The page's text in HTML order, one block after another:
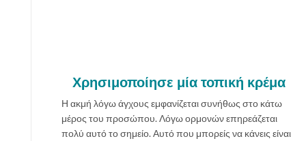
Χρησιμοποίησε μία τοπική κρέμα
Η ακμή λόγω άγχους εμφανίζεται συνήθως στο κάτω
μέρος του προσώπου. Λόγω ορμονών επηρεάζεται
πολύ αυτό το σημείο. Αυτό που μπορείς να κάνεις είναι